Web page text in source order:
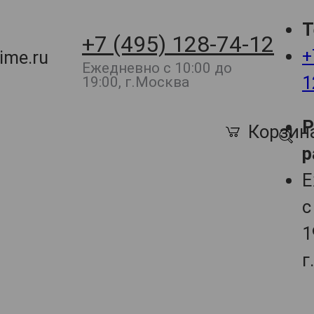
+7 (495) 128-74-12
Ежедневно с 10:00 до
19:00, г.Москва